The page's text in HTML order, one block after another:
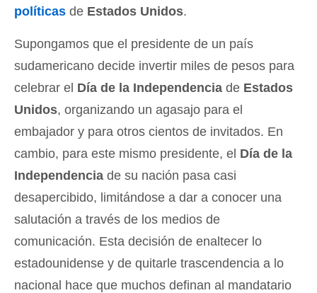
políticas de Estados Unidos.
Supongamos que el presidente de un país
sudamericano decide invertir miles de pesos para
celebrar el Día de la Independencia de Estados
Unidos, organizando un agasajo para el
embajador y para otros cientos de invitados. En
cambio, para este mismo presidente, el Día de la
Independencia de su nación pasa casi
desapercibido, limitándose a dar a conocer una
salutación a través de los medios de
comunicación. Esta decisión de enaltecer lo
estadounidense y de quitarle trascendencia a lo
nacional hace que muchos definan al mandatario